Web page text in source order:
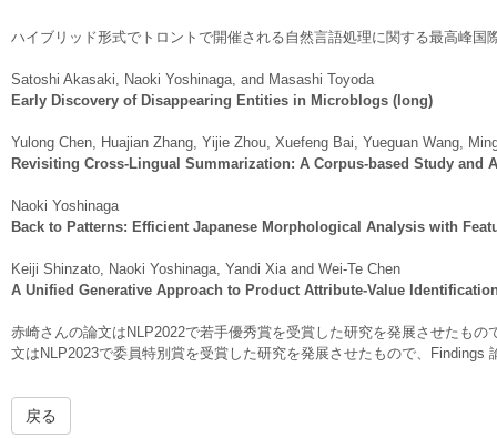
ハイブリッド形式でトロントで開催される自然言語処理に関する最高峰
Satoshi Akasaki, Naoki Yoshinaga, and Masashi Toyoda
Early Discovery of Disappearing Entities in Microblogs (long)
Yulong Chen, Huajian Zhang, Yijie Zhou, Xuefeng Bai, Yueguan Wang,
Revisiting Cross-Lingual Summarization: A Corpus-based Study and
Naoki Yoshinaga
Back to Patterns: Efficient Japanese Morphological Analysis with
Keiji Shinzato, Naoki Yoshinaga, Yandi Xia and Wei-Te Chen
A Unified Generative Approach to Product Attribute-Value
赤崎さんの論文はNLP2022で若手優秀賞を受賞した研究を発展させたも
文はNLP2023で委員特別賞を受賞した研究を発展させたもので、Findings
戻る